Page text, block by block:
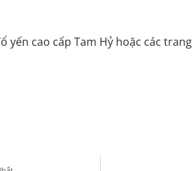
yến cao cấp Tam Hỷ hoặc các